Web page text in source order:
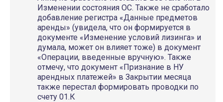
Изменении состояния ОС. Также не сработало
добавление регистра «Данные предметов
аренды» (увидела, что он формируется в
документе «Изменение условий лизинга» и
думала, может он влияет тоже) в документ
«Операции, введенные вручную». Также
отмечу, что документ «Признание в НУ
арендных платежей» в Закрытии месяца
также перестал формировать проводки по
счету 01.К